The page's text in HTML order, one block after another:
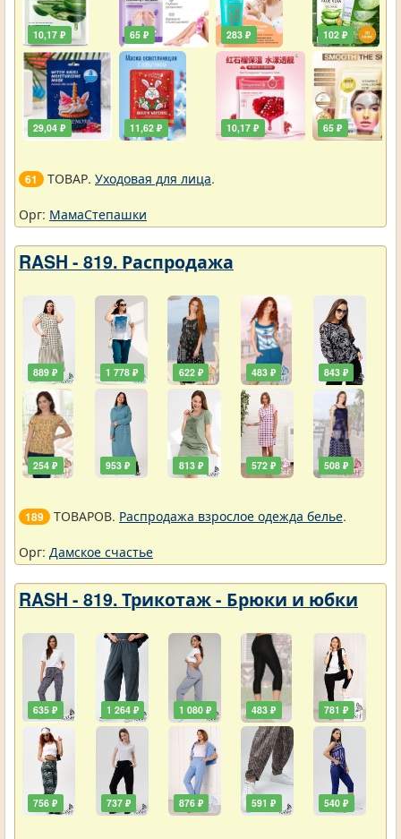
10,17 ₽
29,04 ₽
65 ₽
11,62 ₽
283 ₽
10,17 ₽
102 ₽
65 ₽
61 ТОВАР. Уходовая для лица.
Орг: МамаСтепашки
RASH - 819. Распродажа
889 ₽
254 ₽
1 778 ₽
953 ₽
622 ₽
813 ₽
483 ₽
572 ₽
843 ₽
508 ₽
189 ТОВАРОВ. Распродажа взрослое одежда белье.
Орг: Дамское счастье
RASH - 819. Трикотаж - Брюки и юбки
635 ₽
756 ₽
1 264 ₽
737 ₽
1 080 ₽
876 ₽
483 ₽
591 ₽
781 ₽
540 ₽